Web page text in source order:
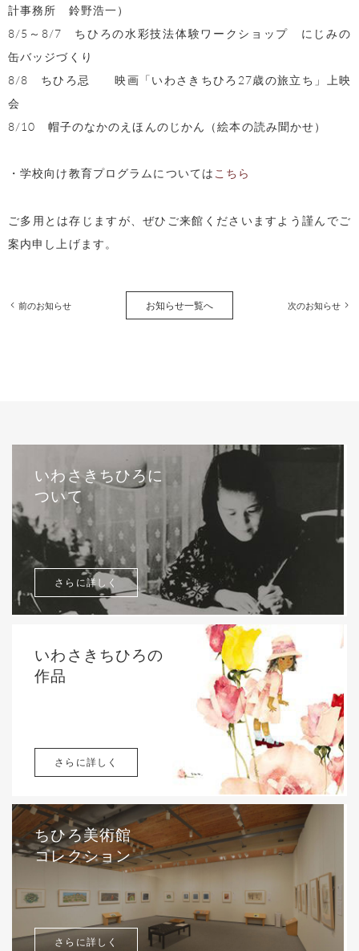
計事務所 鈴野浩一）
8/5～8/7 ちひろの水彩技法体験ワークショップ にじみの
缶バッジづくり
8/8 ちひろ忌 映画「いわさきちひろ27歳の旅立ち」上映
会
8/10 帽子のなかのえほんのじかん（絵本の読み聞かせ）
・学校向け教育プログラムについてはこちら
ご多用とは存じますが、ぜひご来館くださいますよう謹んでご
案内申し上げます。
前のお知らせ お知らせ一覧へ 次のお知らせ
いわさきちひろに
ついて
さらに詳しく
いわさきちひろの
作品
さらに詳しく
ちひろ美術館
コレクション
さらに詳しく